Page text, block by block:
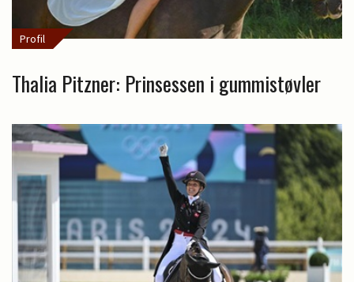
Profil
Thalia Pitzner: Prinsessen i gummistøvler